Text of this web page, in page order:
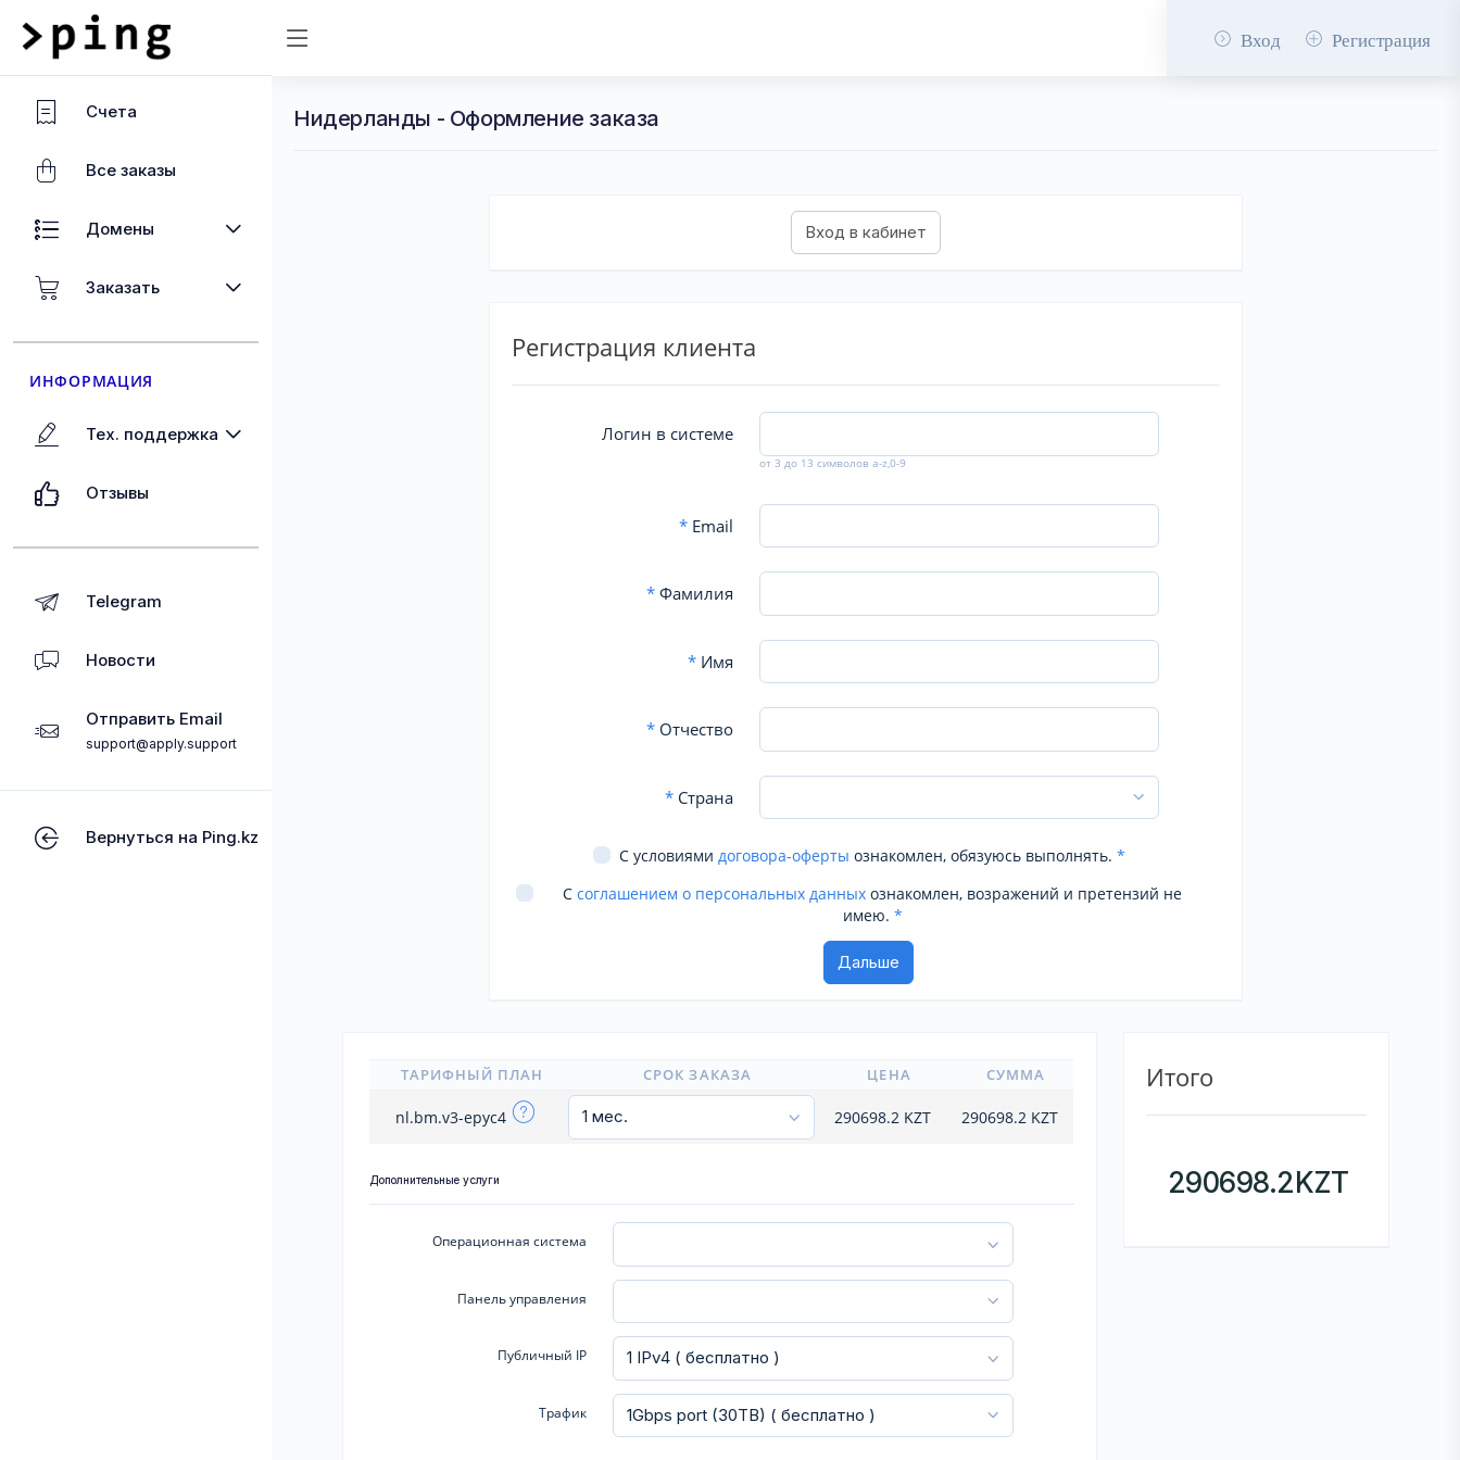
Вход Регистрация
Счета
Все заказы
Домены
Заказать
ИНФОРМАЦИЯ
Тех. поддержка
Отзывы
Telegram
Новости
Отправить Email
support@apply.support
Вернуться на Ping.kz
Нидерланды - Оформление заказа
Регистрация клиента
Логин в системе
от 3 до 13 символов a-z,0-9
*Email
*Фамилия
*Имя
*Отчество
*Страна
С условиями договора-оферты ознакомлен, обязуюсь выполнять. *
С соглашением о персональных данных ознакомлен, возражений и претензий не
имею. *
ТАРИФНЫЙ ПЛАН СРОК ЗАКАЗА ЦЕНА СУММА
nl.bm.v3-epyc4 290698.2 KZT 290698.2KZT
Дополнительные услуги
Операционная система
Панель управления
Публичный IP
Трафик
Итого
290698.2KZT